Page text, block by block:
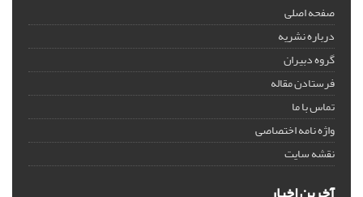
صفحه اصلی
درباره نشریه
گروه دبیران
فرستادن مقاله
تماس با ما
واژه نامه اختصاصی
نقشه سایت